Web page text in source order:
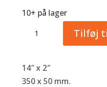
10+ på lager
Excel
antal
Tilføj
14″ x 2″
350 x 50 mm.